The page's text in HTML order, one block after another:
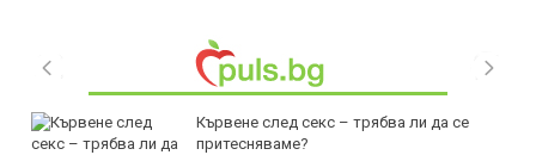
Кървене след секс – трябва ли да се
притесняваме?